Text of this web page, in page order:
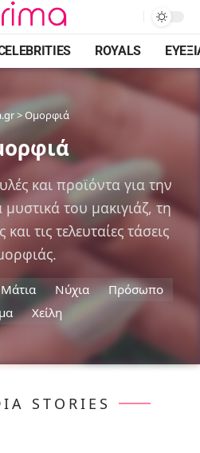
ROYALS
>Ομορφιά
και προϊόντα για την
του μακιγιάζ, τη
τις τελευταίες τάσεις
Μάτια Νύχια
Πρόσωπο
Χείλη
STORIES